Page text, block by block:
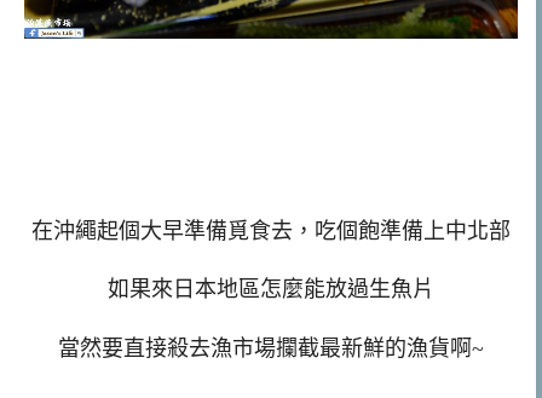
在沖繩起個大早準備覓食去，吃個飽準備上中北部
如果來日本地區怎麼能放過生魚片
當然要直接殺去漁市場攔截最新鮮的漁貨啊~